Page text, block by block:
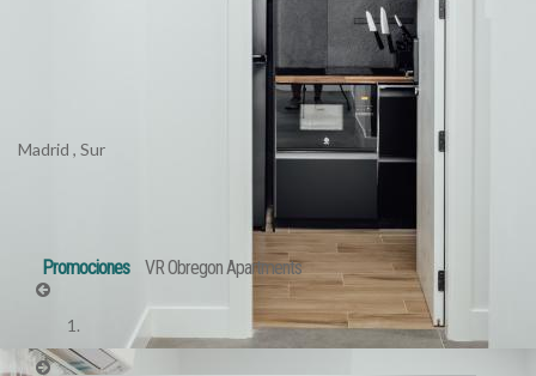
Madrid , Sur
Promociones VR Obregon Apartments